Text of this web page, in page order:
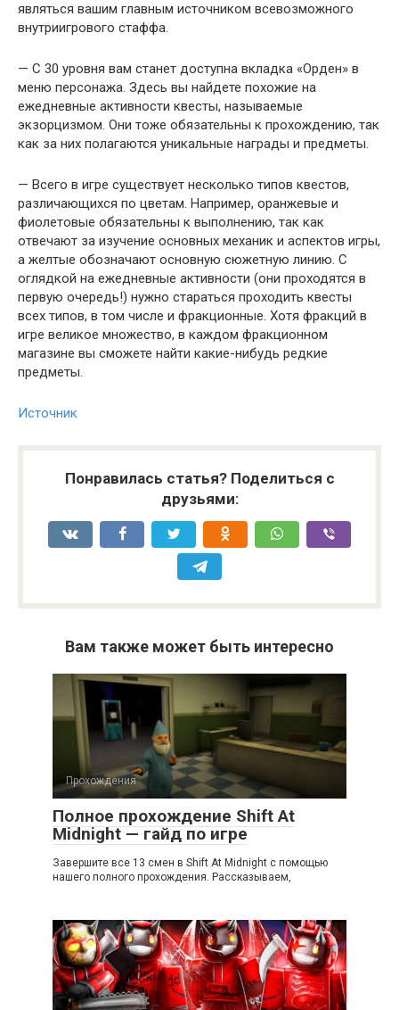
являться вашим главным источником всевозможного
внутриигрового стаффа.
— С 30 уровня вам станет доступна вкладка «Орден» в
меню персонажа. Здесь вы найдете похожие на
ежедневные активности квесты, называемые
экзорцизмом. Они тоже обязательны к прохождению, так
как за них полагаются уникальные награды и предметы.
— Всего в игре существует несколько типов квестов,
различающихся по цветам. Например, оранжевые и
фиолетовые обязательны к выполнению, так как
отвечают за изучение основных механик и аспектов игры,
а желтые обозначают основную сюжетную линию. С
оглядкой на ежедневные активности (они проходятся в
первую очередь!) нужно стараться проходить квесты
всех типов, в том числе и фракционные. Хотя фракций в
игре великое множество, в каждом фракционном
магазине вы сможете найти какие-нибудь редкие
предметы.
Источник
Понравилась статья? Поделиться с
друзьями:
Вам также может быть интересно
Прохождения
Полное прохождение Shift At
Midnight — гайд по игре
Завершите все 13 смен в Shift At Midnight с помощью
нашего полного прохождения. Рассказываем,